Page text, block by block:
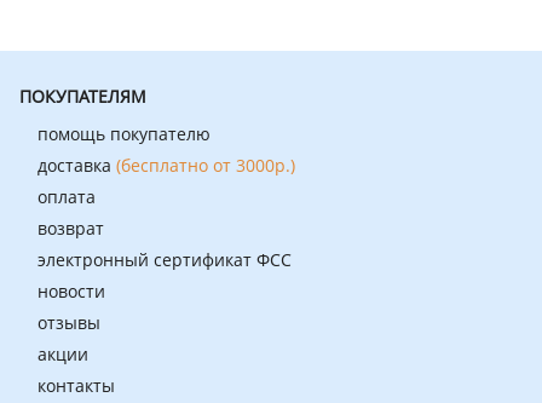
ПОКУПАТЕЛЯМ
помощь покупателю
доставка (бесплатно от 3000р.)
оплата
возврат
электронный сертификат ФСС
новости
отзывы
акции
контакты